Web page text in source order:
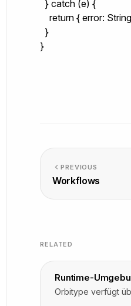
  } catch (e) {
return { error:
  }
}
PREVIOUS
Workflows
RELATED
Runtime-